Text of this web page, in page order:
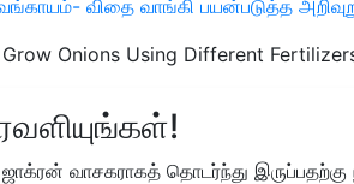
விதை வாங்கி பயன்படுத்த
Onions Using Different
வாசகராகத் தொடர்ந்து